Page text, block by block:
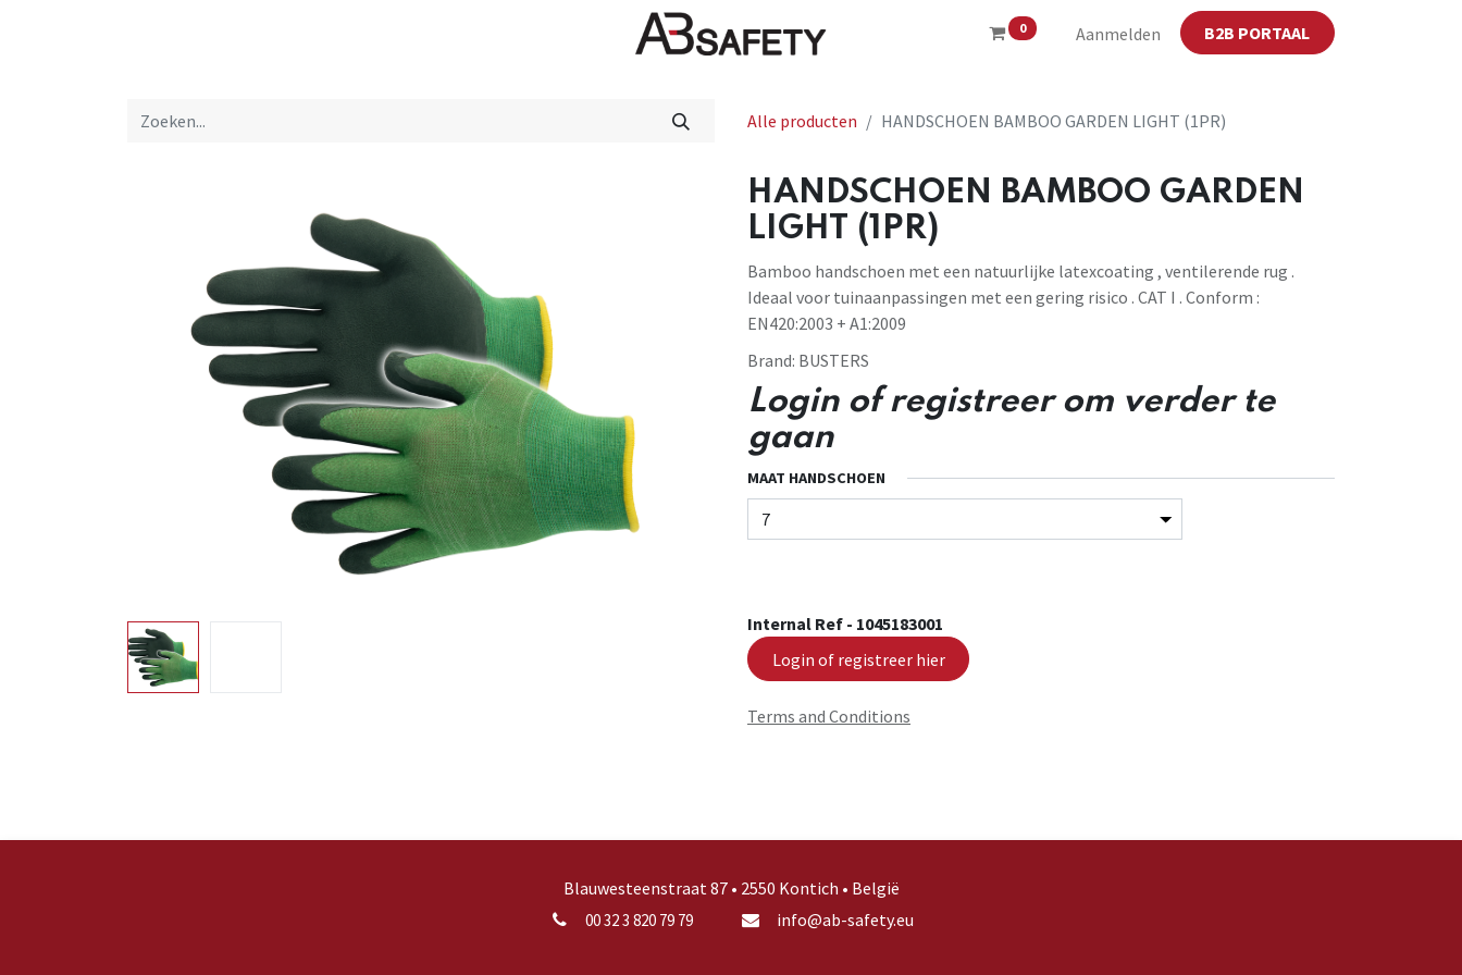
0 Aanmelden B2B PORTAAL
Winkel CE
Alle producten HANDSCHOEN BAMBOO GARDEN LIGHT (1PR)
HANDSCHOEN BAMBOO GARDEN
LIGHT (1PR)
Bamboo handschoen met een natuurlijke latexcoating , ventilerende rug .
Ideaal voor tuinaanpassingen met een gering risico . CAT I . Conform :
EN420:2003 + A1:2009
Brand: BUSTERS
Login of registreer om verder te
gaan
MAAT HANDSCHOEN
Internal Ref - 1045183001
Login of registreer hier
Terms and Conditions
Blauwesteenstraat 87 • 2550 Kontich • België
00 32 3 820 79 79 info@ab-safety.eu